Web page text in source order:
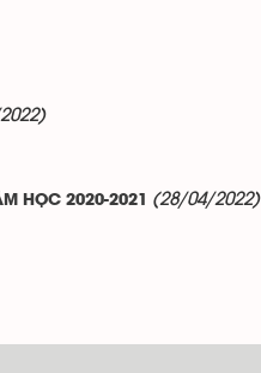
HỌC 2020-2021 (28/04/2022)